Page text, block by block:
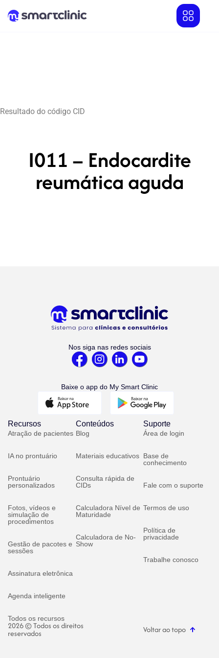
Resultado do código CID
I011 – Endocardite
reumática aguda
Nos siga nas redes sociais
Baixe o app do My Smart Clinic
Recursos
Atração de pacientes
IA no prontuário
Prontuário
personalizados
Fotos, vídeos e
simulação de
procedimentos
Gestão de pacotes e
sessões
Assinatura eletrônica
Agenda inteligente
Todos os recursos
Conteúdos
Blog
Materiais educativos
Consulta rápida de
CIDs
Calculadora Nível de
Maturidade
Calculadora de No-
Show
Suporte
Área de login
Base de
conhecimento
Fale com o suporte
Termos de uso
Política de
privacidade
Trabalhe conosco
2026 © Todos os direitos
reservados Voltar ao topo